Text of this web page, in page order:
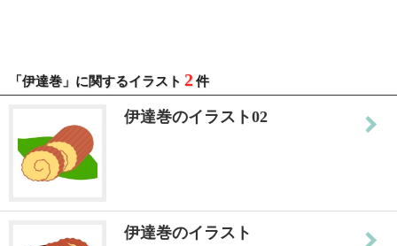
「伊達巻」に関するイラスト 2件
伊達巻のイラスト02
伊達巻のイラスト